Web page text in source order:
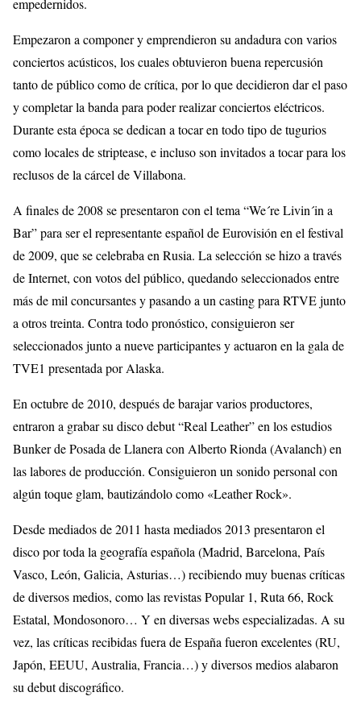
empedernidos.
Empezaron a componer y emprendieron su andadura con varios
conciertos acústicos, los cuales obtuvieron buena repercusión
tanto de público como de crítica, por lo que decidieron dar el paso
y completar la banda para poder realizar conciertos eléctricos.
Durante esta época se dedican a tocar en todo tipo de tugurios
como locales de striptease, e incluso son invitados a tocar para los
reclusos de la cárcel de Villabona.
A finales de 2008 se presentaron con el tema “We´re Livin´in a
Bar” para ser el representante español de Eurovisión en el festival
de 2009, que se celebraba en Rusia. La selección se hizo a través
de Internet, con votos del público, quedando seleccionados entre
más de mil concursantes y pasando a un casting para RTVE junto
a otros treinta. Contra todo pronóstico, consiguieron ser
seleccionados junto a nueve participantes y actuaron en la gala de
TVE1 presentada por Alaska.
En octubre de 2010, después de barajar varios productores,
entraron a grabar su disco debut “Real Leather” en los estudios
Bunker de Posada de Llanera con Alberto Rionda (Avalanch) en
las labores de producción. Consiguieron un sonido personal con
algún toque glam, bautizándolo como «Leather Rock».
Desde mediados de 2011 hasta mediados 2013 presentaron el
disco por toda la geografía española (Madrid, Barcelona, País
Vasco, León, Galicia, Asturias…) recibiendo muy buenas críticas
de diversos medios, como las revistas Popular 1, Ruta 66, Rock
Estatal, Mondosonoro… Y en diversas webs especializadas. A su
vez, las críticas recibidas fuera de España fueron excelentes (RU,
Japón, EEUU, Australia, Francia…) y diversos medios alabaron
su debut discográfico.